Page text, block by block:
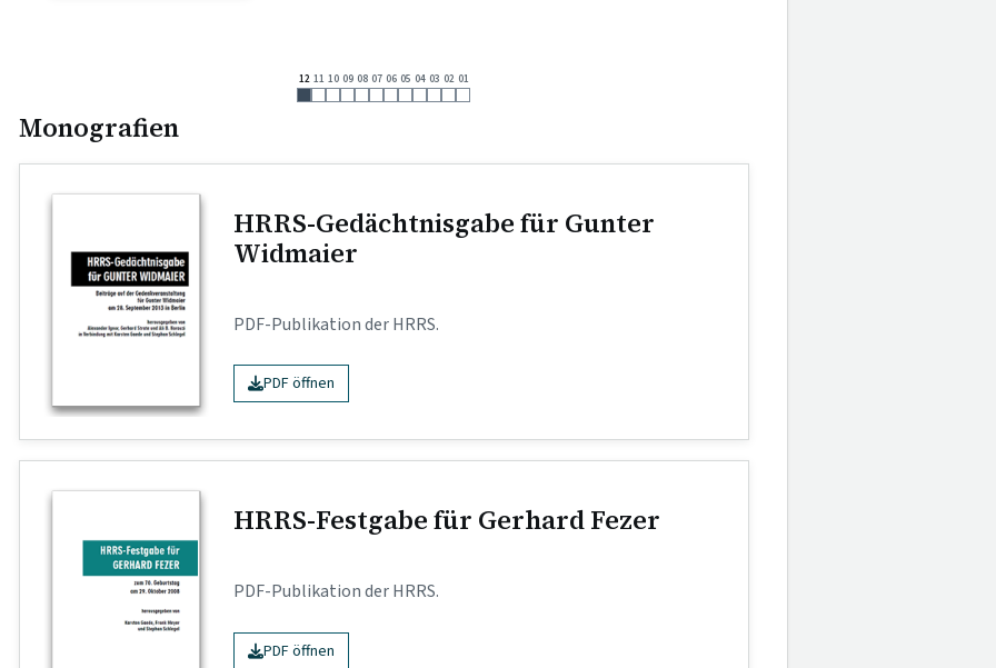
12 11 10 09 08 07 06 05 04 03 02 01
Monografien
HRRS-Gedächtnisgabe für Gunter
Widmaier
PDF-Publikation der HRRS.
PDF öffnen
HRRS-Festgabe für Gerhard Fezer
PDF-Publikation der HRRS.
PDF öffnen